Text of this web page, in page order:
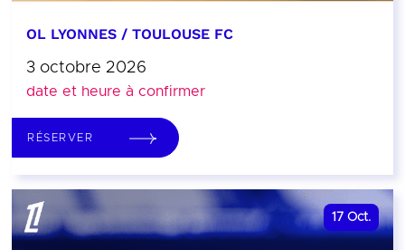
OL LYONNES / TOULOUSE FC
3 octobre 2026
date et heure à confirmer
RÉSERVER
17 Oct.